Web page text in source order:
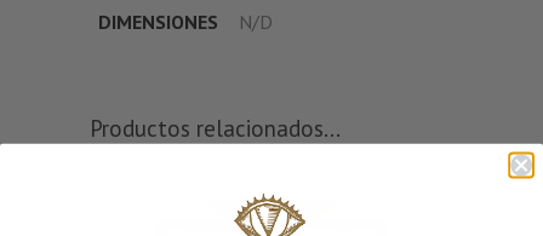
DIMENSIONES
N/D
Productos relacionados...